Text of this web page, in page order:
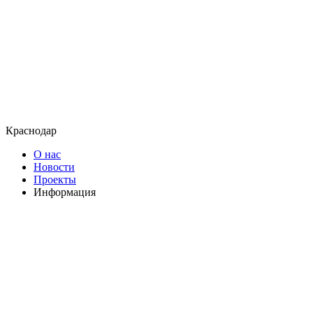
Краснодар
О нас
Новости
Проекты
Информация